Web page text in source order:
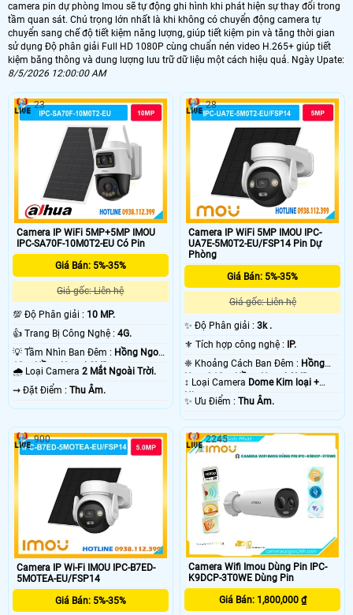
camera pin dự phòng Imou sẽ tự động ghi hình khi phát hiện sự thay đổi trong
tầm quan sát. Chú trọng lớn nhất là khi không có chuyển động camera tự
chuyển sang chế độ tiết kiệm năng lượng, giúp tiết kiệm pin và tăng thời gian
sử dụng Độ phân giải Full HD 1080P cùng chuẩn nén video H.265+ giúp tiết
kiệm băng thông và dung lượng lưu trữ dữ liệu một cách hiệu quả. Ngày Upate:
8/5/2026 12:00:00 AM
Camera IP WiFi 5MP+5MP IMOU
IPC-SA70F-10M0T2-EU Có Pin
Giá Bán: 5%-35%
Giá gốc: Liên hệ
💯 Độ Phân giải : 10 MP.
👍 Trang Bị Công Nghệ : 4G.
💡 Tầm Nhìn Ban Đêm : Hồng Ngoại
10m Hồng Ngoại SMD.
🌧️ Loại Camera 2 Mắt Ngoài Trời.
️⇝ Đặt Điểm : Thu Âm.
23
Camera IP WiFi 5MP IMOU IPC-
UA7E-5M0T2-EU/FSP14 Pin Dự
Phòng
Giá Bán: 5%-35%
Giá gốc: Liên hệ
✨ Độ Phân giải :3k .
⚜️ Tích hợp công nghệ :
IP.
❈ Khoảng Cách Ban Đêm : Hồng
Ngoại 10m Hồng Ngoại SMD.
↕️ Loại Camera Dome Kim loại +
Nhựa.
️✨ Ưu Điểm :Thu Âm.
28
Camera IP Wi-Fi IMOU IPC-B7ED-
5MOTEA-EU/FSP14
Giá Bán: 5%-35%
900
Camera Wifi Imou Dùng Pin IPC-
K9DCP-3T0WE Dùng Pin
Giá Bán: 1,800,000 ₫
2245